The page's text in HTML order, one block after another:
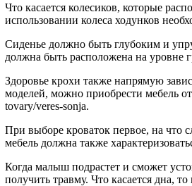
Что касается колесиков, которые
использовании колеса ходунков
Сиденье должно быть глубоким и
должна быть расположена на уровне
Здоровье крохи также напрямую
моделей, можно приобрести мебель
tovary/veres-sonja.
При выборе кроваток первое, на что
мебель должна также
Когда малыш подрастет и сможет
получить травму. Что касается дна,